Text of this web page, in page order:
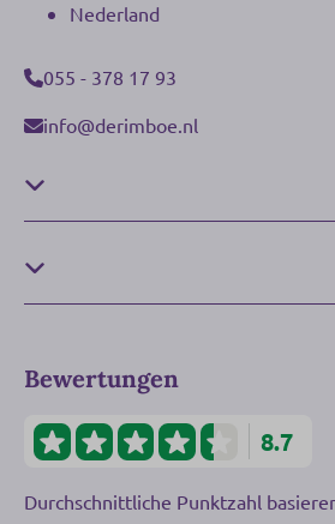
Nederland
055 - 378 17 93
info@derimboe.nl
Bewertungen
8.7
Durchschnittliche Punktzahl